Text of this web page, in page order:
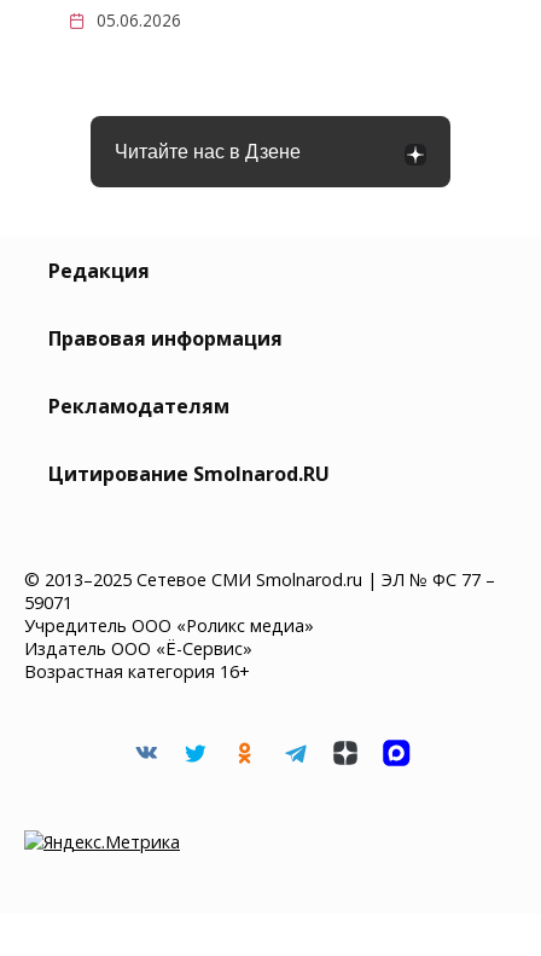
05.06.2026
Читайте нас в Дзене
Редакция
Правовая информация
Рекламодателям
Цитирование Smolnarod.RU
© 2013–2025 Сетевое СМИ Smolnarod.ru | ЭЛ № ФС 77 –
59071
Учредитель ООО «Роликс медиа»
Издатель ООО «Ё-Сервис»
Возрастная категория 16+